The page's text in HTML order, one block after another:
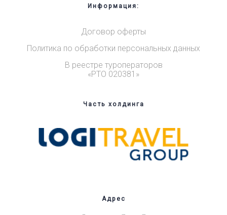
Информация:
Договор оферты
Политика по обработки персональных данных
В реестре туроператоров
«РТО 020381»
Часть холдинга
Адрес